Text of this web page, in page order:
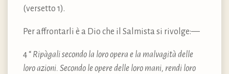
(versetto 1).
Per affrontarli è a Dio che il Salmista si rivolge:—
4 “ Ripàgali secondo la loro opera e la malvagità delle
loro azioni. Secondo le opere delle loro mani, rendi loro